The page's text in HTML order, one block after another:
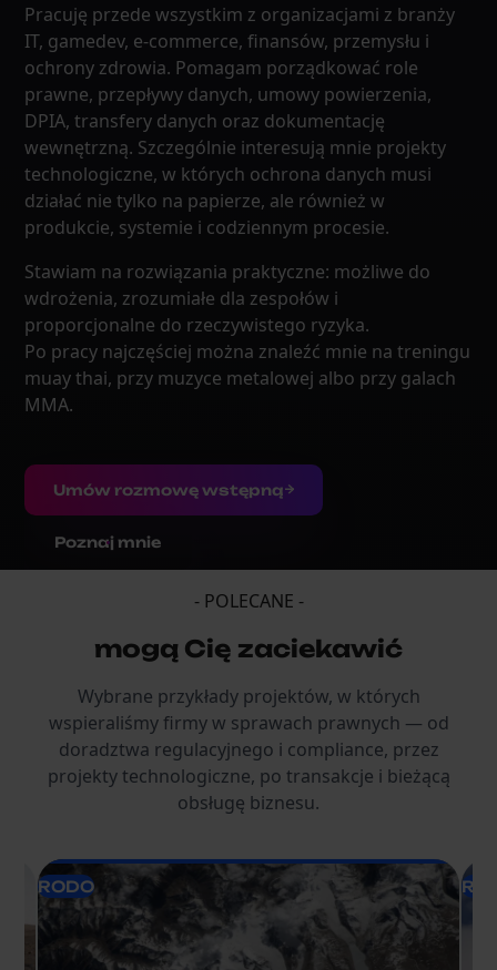
Pracuję przede wszystkim z organizacjami z branży
IT, gamedev, e-commerce, finansów, przemysłu i
ochrony zdrowia. Pomagam porządkować role
prawne, przepływy danych, umowy powierzenia,
DPIA, transfery danych oraz dokumentację
wewnętrzną. Szczególnie interesują mnie projekty
technologiczne, w których ochrona danych musi
działać nie tylko na papierze, ale również w
produkcie, systemie i codziennym procesie.
Stawiam na rozwiązania praktyczne: możliwe do
wdrożenia, zrozumiałe dla zespołów i
proporcjonalne do rzeczywistego ryzyka.
Po pracy najczęściej można znaleźć mnie na treningu
muay thai, przy muzyce metalowej albo przy galach
MMA.
Umów rozmowę wstępną
Poznaj mnie
- POLECANE -
mogą Cię zaciekawić
Wybrane przykłady projektów, w których
wspieraliśmy firmy w sprawach prawnych — od
doradztwa regulacyjnego i compliance, przez
projekty technologiczne, po transakcje i bieżącą
obsługę biznesu.
RODO